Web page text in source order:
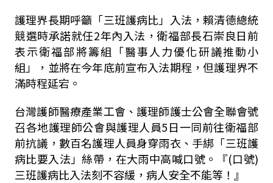
護理界長期呼籲「三班護病比」入法，賴清德總統
競選時承諾就任2年內入法，衛福部長石崇良日前
表示衛福部將籌組「醫事人力優化研議推動小
組」，並將在今年底前宣布入法期程，但護理界不
滿時程延宕。
台灣護師醫療產業工會、護理師護士公會全聯會號
召各地護理師公會與護理人員5日一同前往衛福部
前抗議，數百名護理人員身穿雨衣、手綁「三班護
病比要入法」絲帶，在大雨中高喊口號。『(口號)
三班護病比入法刻不容緩，病人安全不能等！』